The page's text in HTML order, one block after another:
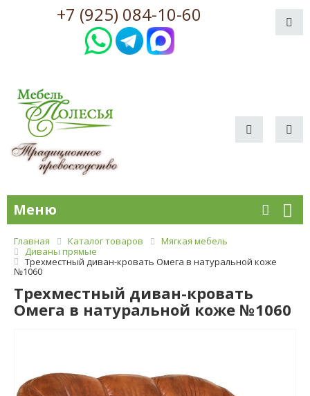
+7 (925) 084-10-60
Меню
Главная Каталог товаров
Мягкая мебель
Диваны прямые
Трехместный диван-кровать Омега в натуральной коже
№1060
Трехместный диван-кровать
Омега в натуральной коже №1060